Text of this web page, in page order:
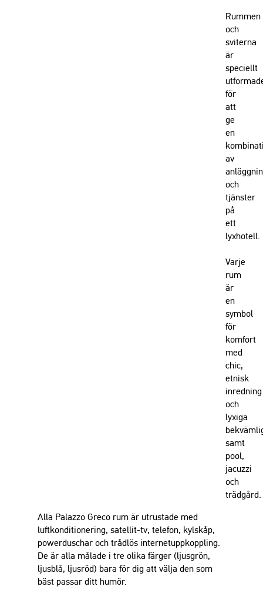
Rummen
och
sviterna
är
speciellt
för
att
ge
en
av
och
tjänster
på
ett
lyxhotell.
Varje
rum
är
en
symbol
för
komfort
med
chic,
etnisk
inredning
och
lyxiga
samt
pool,
jacuzzi
och
trädgård.
Alla Palazzo Greco rum är utrustade med
luftkonditionering, satellit-tv, telefon, kylskåp,
powerduschar och trådlös internetuppkoppling.
De är alla målade i tre olika färger (ljusgrön,
ljusblå, ljusröd) bara för dig att välja den som
bäst passar ditt humör.